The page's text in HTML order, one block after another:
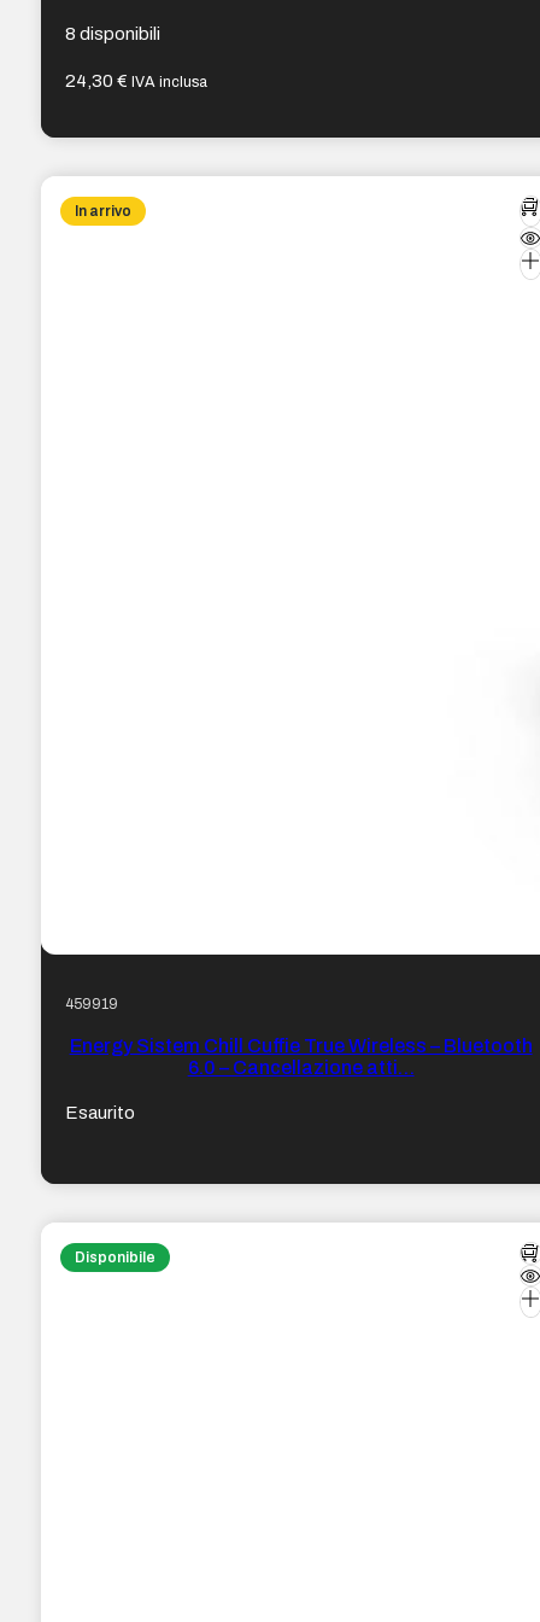
8 disponibili
24,30€ IVA inclusa
In arrivo
459919
Energy Sistem Chill Cuffie True Wireless – Bluetooth
6.0 – Cancellazione atti…
Esaurito
Disponibile